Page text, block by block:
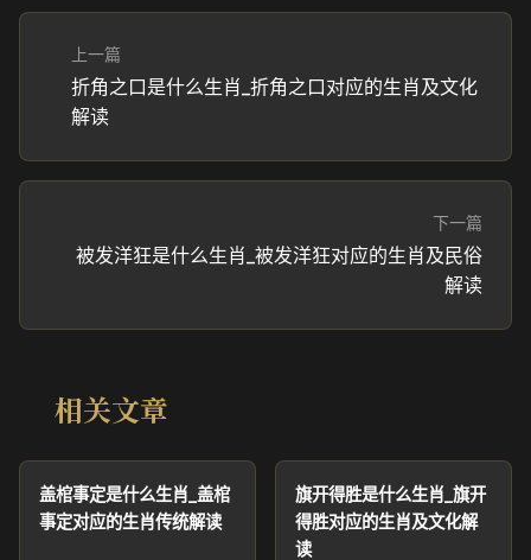
上一篇
折角之口是什么生肖_折角之口对应的生肖及文化
解读
下一篇
被发洋狂是什么生肖_被发洋狂对应的生肖及民俗
解读
相关文章
盖棺事定是什么生肖_盖棺
事定对应的生肖传统解读
旗开得胜是什么生肖_旗开
得胜对应的生肖及文化解
读